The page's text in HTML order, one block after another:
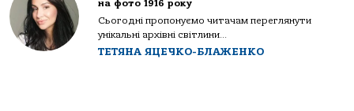
на фото 1916 року
Сьогодні пропонуємо читачам переглянути
унікальні архівні світлини...
ТЕТЯНА ЯЦЕЧКО-БЛАЖЕНКО